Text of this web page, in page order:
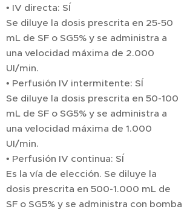
• IV directa: SÍ
Se diluye la dosis prescrita en 25-50
mL de SF o SG5% y se administra a
una velocidad máxima de 2.000
UI/min.
• Perfusión IV intermitente: SÍ
Se diluye la dosis prescrita en 50-100
mL de SF o SG5% y se administra a
una velocidad máxima de 1.000
UI/min.
• Perfusión IV continua: SÍ
Es la vía de elección. Se diluye la
dosis prescrita en 500-1.000 mL de
SF o SG5% y se administra con bomba